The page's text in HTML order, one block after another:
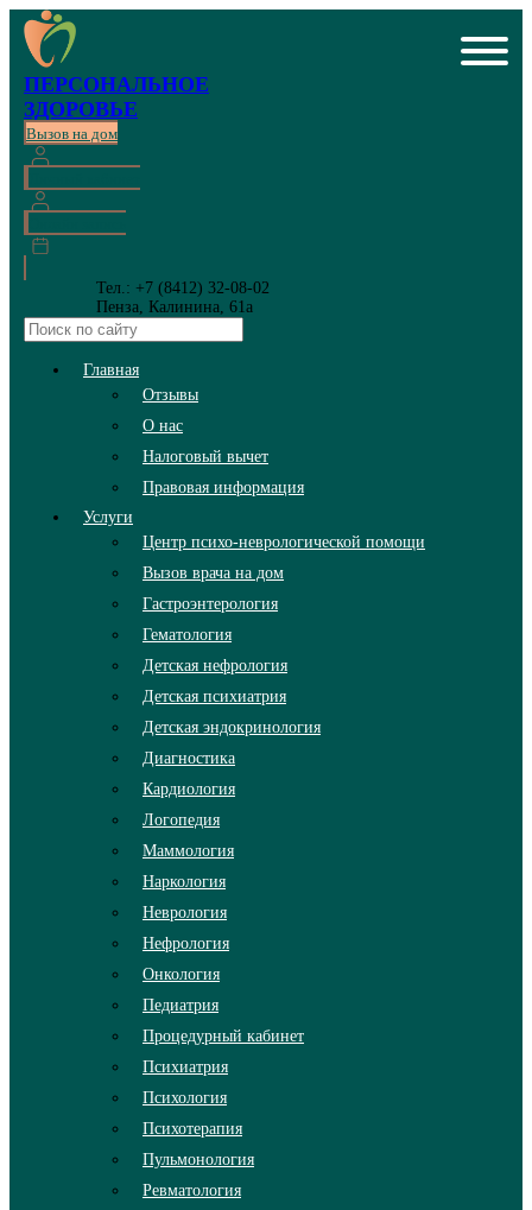
ПЕРСОНАЛЬНОЕ
ЗДОРОВЬЕ
Вызов на дом
Тел.: +7 (8412) 32-08-02
Пенза, Калинина, 61а
Главная
Отзывы
О нас
Налоговый вычет
Правовая информация
Услуги
Центр психо-неврологической помощи
Вызов врача на дом
Гастроэнтерология
Гематология
Детская нефрология
Детская психиатрия
Детская эндокринология
Диагностика
Кардиология
Логопедия
Маммология
Наркология
Неврология
Нефрология
Онкология
Педиатрия
Процедурный кабинет
Психиатрия
Психология
Психотерапия
Пульмонология
Ревматология